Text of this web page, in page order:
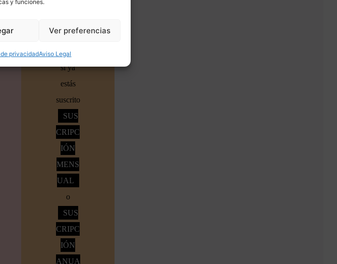
y funciones.
Ver preferencias
privacidadAviso Legal
crear
Accede
si ya
estás
suscrito
SUS
CRIPC
IÓN
MENS
UAL
o
SUS
CRIPC
IÓN
ANUA